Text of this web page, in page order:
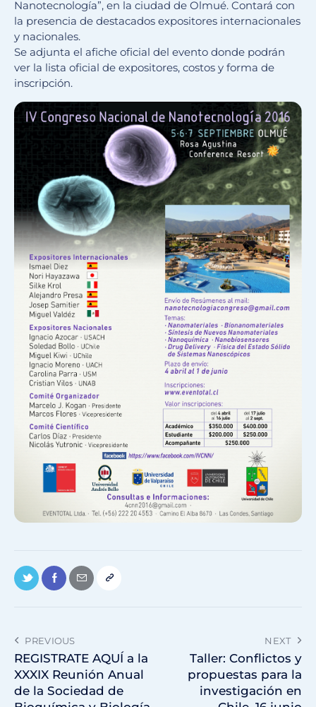
Nanotecnología”, en la ciudad de Olmué. Contará con
la presencia de destacados expositores internacionales
y nacionales.
Se adjunta el afiche oficial del evento donde podrán
ver la lista oficial de expositores, costos y forma de
inscripción.
PREVIOUS
REGISTRATE AQUÍ a la
XXXIX Reunión Anual
de la Sociedad de
NEXT
Taller: Conflictos y
propuestas para la
investigación en